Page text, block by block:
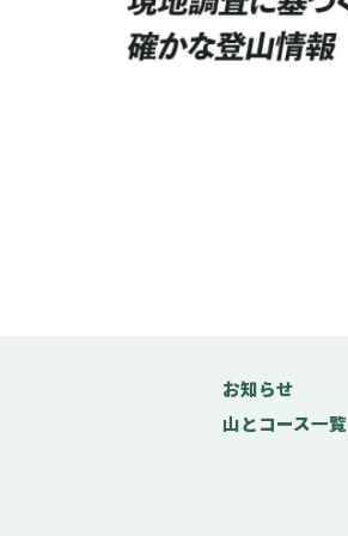
お知らせ
山とコース一覧